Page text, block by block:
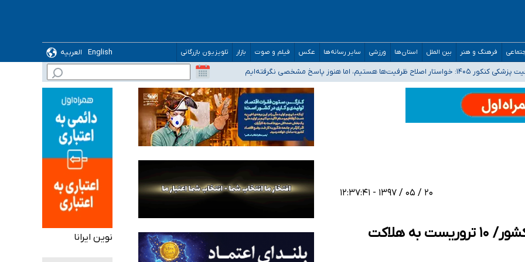
فرهنگ و هنر بین الملل استان‌ها ورزشی سایر رسانه‌ها عکس فیلم و صوت بازار تلویزیون بازرگانی English
العربیه
اما هنوز پاسخ مشخصی نگرفته‌ایم
عملیات و دکترای تخصصی جغرافیای نظامی دافوس آجا
بیمه
و کرمان بالاتر از آستانه هشدار
۲۰ / ۰۵ / ۱۳۹۷ - ۱۲:۳۷:۴۱
انهدام یک تیم تروریستی در شمال غرب کشور/ ۱۰ تروریست به هلاکت
نوین ایرانا